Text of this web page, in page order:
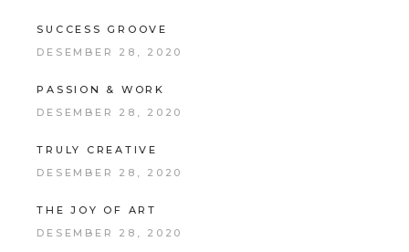
SUCCESS GROOVE
DESEMBER 28, 2020
PASSION & WORK
DESEMBER 28, 2020
TRULY CREATIVE
DESEMBER 28, 2020
THE JOY OF ART
DESEMBER 28, 2020